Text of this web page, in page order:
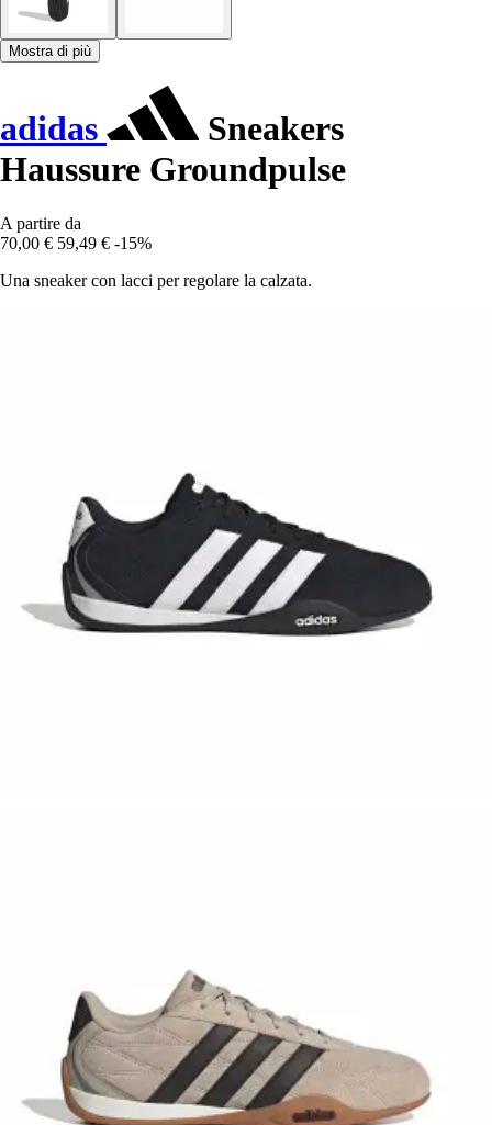
Mostra di più
adidas
Sneakers
Haussure Groundpulse
A partire da
70,00 € 59,49 € -15%
Una sneaker con lacci per regolare la calzata.